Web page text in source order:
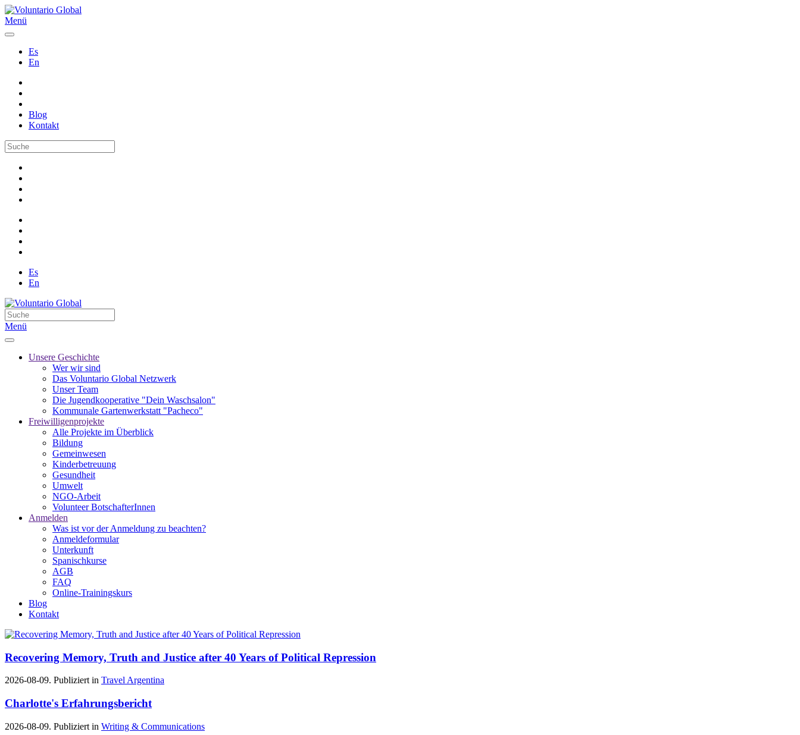
Menü
Es
En
Blog
Kontakt
Es
En
Menü
Unsere Geschichte
Wer wir sind
Das Voluntario Global Netzwerk
Unser Team
Die Jugendkooperative "Dein Waschsalon"
Kommunale Gartenwerkstatt "Pacheco"
Freiwilligenprojekte
Alle Projekte im Überblick
Bildung
Gemeinwesen
Kinderbetreuung
Gesundheit
Umwelt
NGO-Arbeit
Volunteer BotschafterInnen
Anmelden
Was ist vor der Anmeldung zu beachten?
Anmeldeformular
Unterkunft
Spanischkurse
AGB
FAQ
Online-Trainingskurs
Blog
Kontakt
Recovering Memory, Truth and Justice after 40 Years of Political Repression
2026-08-09. Publiziert in Travel Argentina
Charlotte's Erfahrungsbericht
2026-08-09. Publiziert in Writing & Communications